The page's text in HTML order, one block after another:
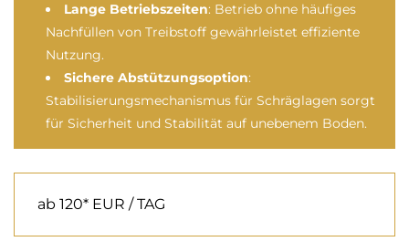
Lange Betriebszeiten: Betrieb ohne häufiges
Nachfüllen von Treibstoff gewährleistet effiziente
Nutzung.
Sichere Abstützungsoption:
Stabilisierungsmechanismus für Schräglagen sorgt
für Sicherheit und Stabilität auf unebenem Boden.
ab 120* EUR / TAG